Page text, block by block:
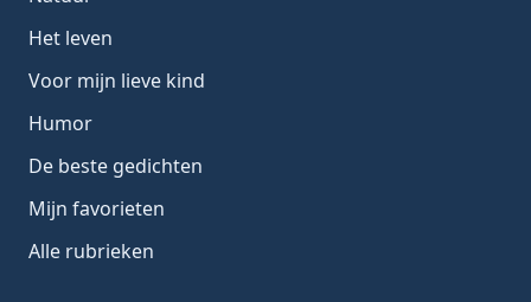
Het leven
Voor mijn lieve kind
Humor
De beste gedichten
Mijn favorieten
Alle rubrieken